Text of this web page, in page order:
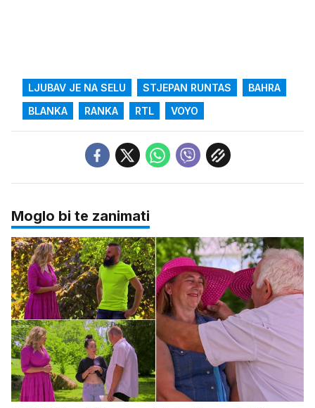
LJUBAV JE NA SELU STJEPAN RUNTAS
BAHRA
BLANKA
RANKA RTL VOYO
Moglo bi te zanimati